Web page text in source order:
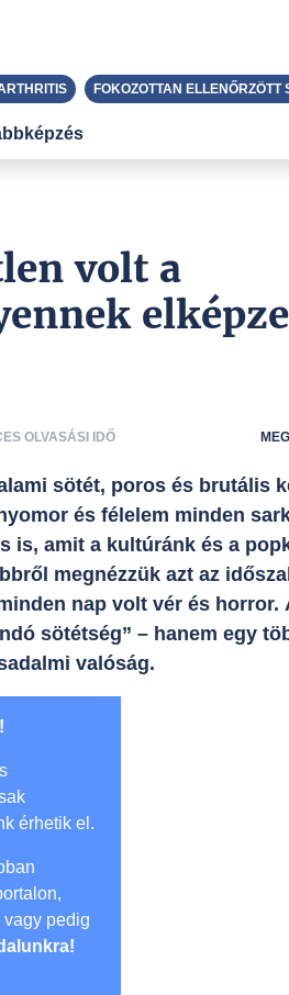
volt a
OLVASÁSI IDŐ
sötét, poros és brutális
és félelem minden
is, amit a kultúránk és a
megnézzük azt az
nap volt vér és horror.
sötétség” – hanem egy
valóság.
érhetik el.
vagy pedig
FOKOZOTTAN ELLENŐRZÖTT